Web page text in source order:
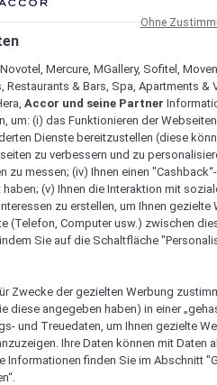
Mercure, MGallery, Sofitel,
& Bars, Spa, Apartments &
Accor und seine Partner
um: (i) das Funktionieren der
Dienste bereitzustellen (diese
zu verbessern und zu
messen; (iv) Ihnen einen
(v) Ihnen die Interaktion mit
zu erstellen, um Ihnen gezielte
(Telefon, Computer usw.) zwischen
Sie auf die Schaltfläche
Zwecke der gezielten Werbung
diese angegeben haben) in einer
und Treuedaten, um Ihnen gezielte
Ihre Daten können mit Daten
Informationen finden Sie im Abschnitt
Ohne